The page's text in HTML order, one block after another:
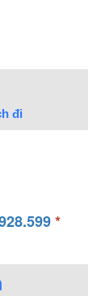
đi
*